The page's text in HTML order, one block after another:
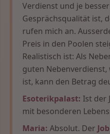
Verdienst und je
Gesprächsqualität ist,
rufen mich an.
Preis in den Poolen
Realistisch ist: Als
guten
ist, kann den Betrag
Esoterikpalast: Ist der
mit besonderen
Maria: Absolut. Der